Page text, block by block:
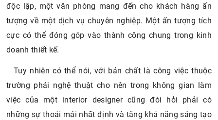
độc lập, một văn phòng mang đến cho khách hàng ấn
tượng về một dịch vụ chuyên nghiệp. Một ấn tượng tích
cực có thể đóng góp vào thành công chung trong kinh
doanh thiết kế.
Tuy nhiên có thể nói, với bản chất là công việc thuộc
trường phái nghệ thuật cho nên trong không gian làm
việc của một interior designer cũng đòi hỏi phải có
những sự thoải mái nhất định và tăng khả năng sáng tạo